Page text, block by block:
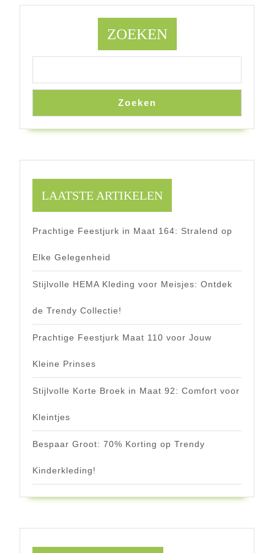
ZOEKEN
Zoeken
LAATSTE ARTIKELEN
Prachtige Feestjurk in Maat 164: Stralend op
Elke Gelegenheid
Stijlvolle HEMA Kleding voor Meisjes: Ontdek
de Trendy Collectie!
Prachtige Feestjurk Maat 110 voor Jouw
Kleine Prinses
Stijlvolle Korte Broek in Maat 92: Comfort voor
Kleintjes
Bespaar Groot: 70% Korting op Trendy
Kinderkleding!